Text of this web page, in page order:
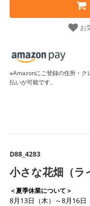
お
※Amazonにご登録の住所・ク
払いが可能です。
D88_4283
小さな花畑（ラ
＜夏季休業について＞
8月13日（木）～8月16日